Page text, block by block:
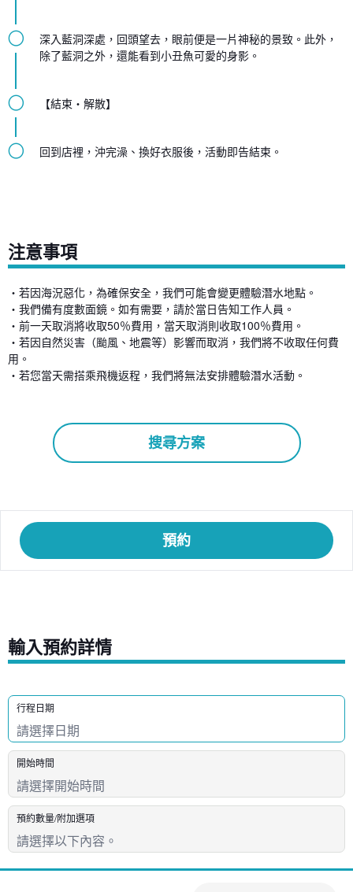
◯
深入藍洞深處，回頭望去，眼前便是一片神秘的景致。此外，
除了藍洞之外，還能看到小丑魚可愛的身影。
◯ 【結束・解散】
◯ 回到店裡，沖完澡、換好衣服後，活動即告結束。
注意事項
・若因海況惡化，為確保安全，我們可能會變更體驗潛水地點。
・我們備有度數面鏡。如有需要，請於當日告知工作人員。
・前一天取消將收取50％費用，當天取消則收取100％費用。
・若因自然災害（颱風、地震等）影響而取消，我們將不收取任何費
用。
・若您當天需搭乘飛機返程，我們將無法安排體驗潛水活動。
搜尋方案
預約
輸入預約詳情
行程日期
開始時間
預約數量/附加選項